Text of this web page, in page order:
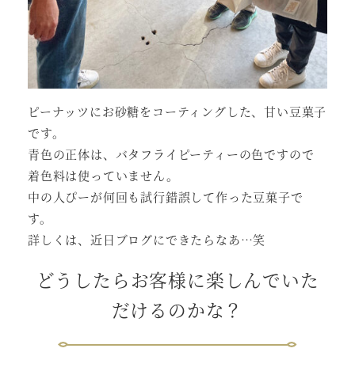
ピーナッツにお砂糖をコーティングした、甘い豆菓子
です。
青色の正体は、バタフライピーティーの色ですので
着色料は使っていません。
中の人ぴーが何回も試行錯誤して作った豆菓子で
す。
詳しくは、近日ブログにできたらなあ…笑
どうしたらお客様に楽しんでいた
だけるのかな？